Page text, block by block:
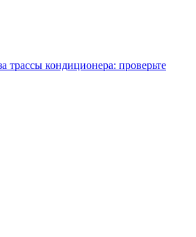
трассы кондиционера: проверьте